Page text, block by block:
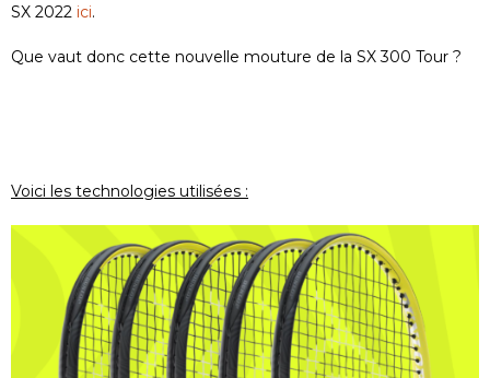
SX 2022 ici.
Que vaut donc cette nouvelle mouture de la SX 300 Tour ?
Voici les technologies utilisées :